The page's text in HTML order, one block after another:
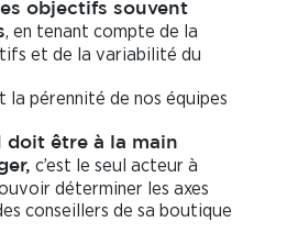
objectifs souvent
, en tenant compte de la
et de la variabilité du
la pérennité de nos équipes
doit être à la main
c’est le seul acteur à
déterminer les axes
conseillers de sa boutique